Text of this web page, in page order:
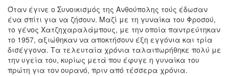
Όταν έγινε ο Συνοικισμός της Ανθούπολης τούς έδωσαν
ένα σπίτι για να ζήσουν. Μαζί με τη γυναίκα του Φροσού,
το γένος Χατζηχαραλάμπους, με την οποία παντρεύτηκαν
το 1957, αξιώθηκαν να αποκτήσουν έξη εγγόνια και τρία
δισέγγονα. Τα τελευταία χρόνια ταλαιπωρήθηκε πολύ με
την υγεία του, κυρίως μετά που έφυγε η γυναίκα του
πρώτη για τον ουρανό, πριν από τέσσερα χρόνια.